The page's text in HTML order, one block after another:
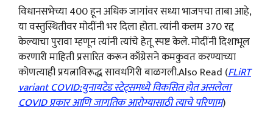
विधानसभेच्या 400 हून अधिक जागांवर सध्या भाजपचा ताबा आहे,
या वस्तुस्थितीवर मोदींनी भर दिला होता. त्यांनी कलम 370 रद्द
केल्याचा पुरावा म्हणून त्यांनी त्यांचे हेतू स्पष्ट केले. मोदींनी दिशाभूल
करणारी माहिती प्रसारित करून काँग्रेसने कमकुवत करण्याच्या
कोणत्याही प्रयत्नाविरूद्ध सावधगिरी बाळगली.Also Read (FLiRT
variant COVID:युनायटेड स्टेट्समध्ये विकसित होत असलेला
COVID प्रकार आणि जागतिक आरोग्यासाठी त्याचे परिणाम)